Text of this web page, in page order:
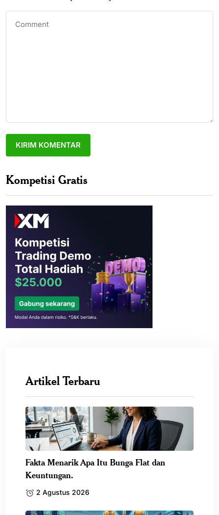
Kompetisi Gratis
Artikel Terbaru
Fakta Menarik Apa Itu Bunga Flat dan
Keuntungan.
2 Agustus 2026